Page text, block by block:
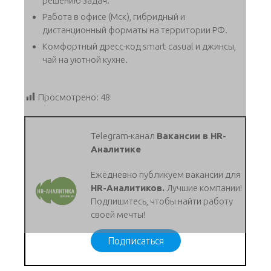
Работа в офисе (Мск), гибридный и
дистанционный форматы на территории РФ.
Комфортный дресс-код smart casual и джинсы,
чай на уютной кухне.
Просмотрено: 48
Telegram-канал Вакансии в HR-
Аналитике
Ежедневно публикуем вакансии для
HR-Аналитиков. Лучшие компании!
Подпишитесь, чтобы найти работу
своей мечты!
Подписаться